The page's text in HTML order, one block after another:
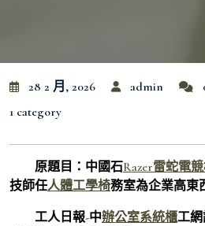
28 2 月, 2026 admin
1 category
原題目：中國石Razer雷蛇電
技師任人體工學椅務室為企業高東
工人日報-中辦公室系統櫃工